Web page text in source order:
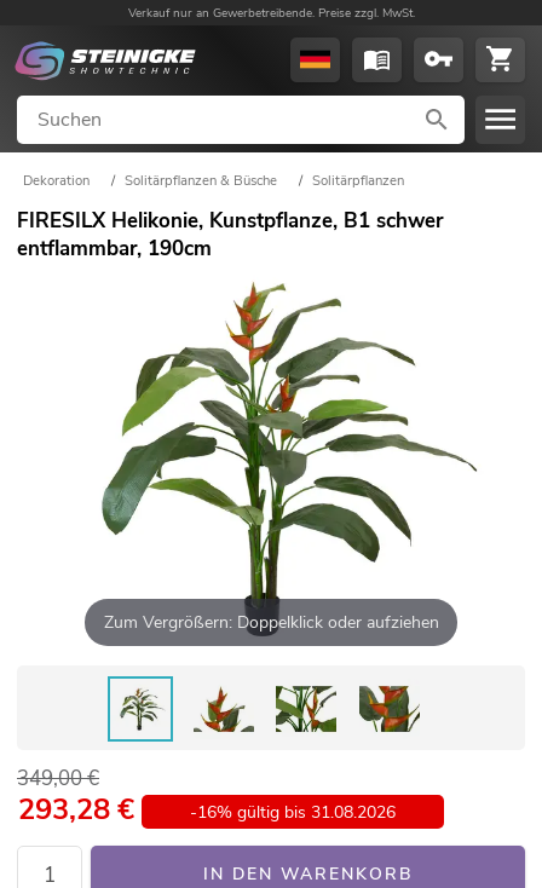
Verkauf nur an Gewerbetreibende. Preise zzgl. MwSt.
Dekoration / Solitärpflanzen & Büsche / Solitärpflanzen
FIRESILX Helikonie, Kunstpflanze, B1 schwer
entflammbar, 190cm
Zum Vergrößern: Doppelklick oder aufziehen
349,00 €
293,28€ -16% gültig bis 31.08.2026
IN DEN WARENKORB